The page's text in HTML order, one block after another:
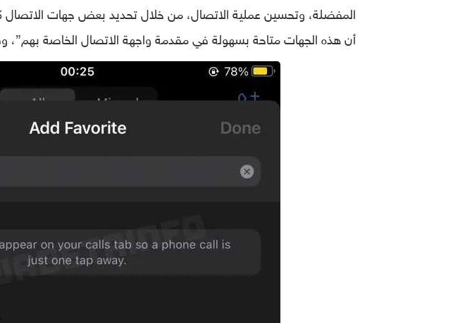
المفضلة، وتحسين عملية الاتصال، من خلال تحديد بعض جهات
أن هذه الجهات متاحة بسهولة في مقدمة واجهة الاتصال الخاصة بهم”،